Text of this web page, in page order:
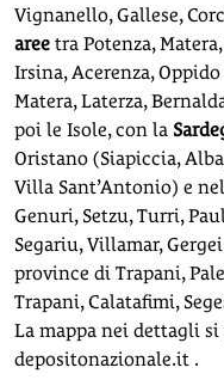
Vignanello, Gallese,
aree tra Potenza,
Irsina, Acerenza,
Matera, Laterza,
poi le Isole, con la
Oristano (Siapiccia,
Villa Sant’Antonio) e
Genuri, Setzu, Turri,
Segariu, Villamar,
province di Trapani,
Trapani, Calatafimi,
La mappa nei dettagli
depositonazionale.it .